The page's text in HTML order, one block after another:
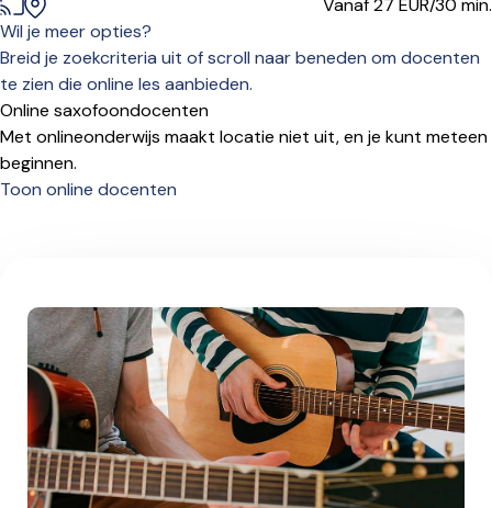
Vanaf 27 EUR/30 min.
Wil je meer opties?
Breid je zoekcriteria uit of scroll naar beneden om docenten
te zien die online les aanbieden.
Online saxofoondocenten
Met onlineonderwijs maakt locatie niet uit, en je kunt meteen
beginnen.
Toon online docenten